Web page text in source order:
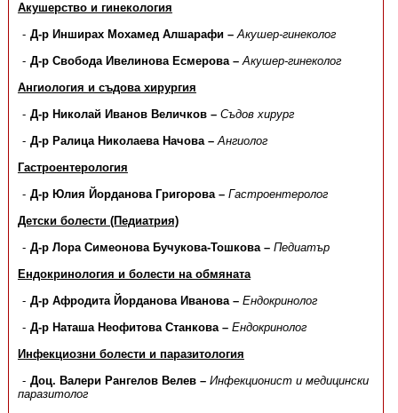
Акушерство и гинекология
Д-р Инширах Мохамед Алшарафи – Акушер-гинеколог
Д-р Свобода Ивелинова Есмерова – Акушер-гинеколог
Ангиология и съдова хирургия
Д-р Николай Иванов Величков – Съдов хирург
Д-р Ралица Николаева Начова – Ангиолог
Гастроентерология
Д-р Юлия Йорданова Григорова – Гастроентеролог
Детски болести (Педиатрия)
Д-р Лора Симеонова Бучукова-Тошкова – Педиатър
Ендокринология и болести на обмяната
Д-р Афродита Йорданова Иванова – Ендокринолог
Д-р Наташа Неофитова Станкова – Ендокринолог
Инфекциозни болести и паразитология
Доц. Валери Рангелов Велев – Инфекционист и медицински
паразитолог